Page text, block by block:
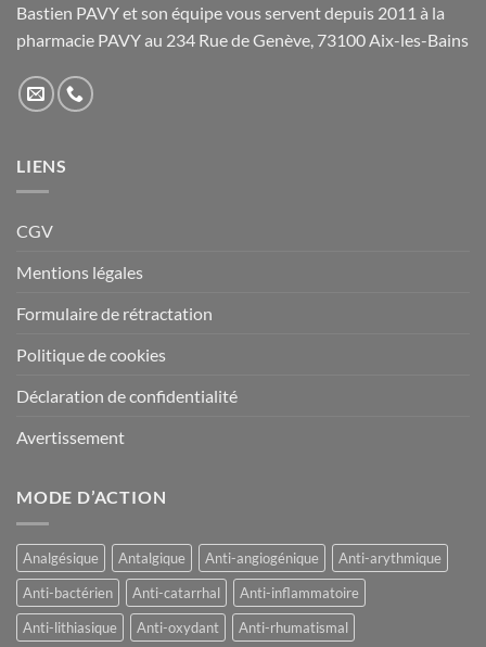
Bastien PAVY et son équipe vous servent depuis 2011 à la
pharmacie PAVY au 234 Rue de Genève, 73100 Aix-les-Bains
LIENS
CGV
Mentions légales
Formulaire de rétractation
Politique de cookies
Déclaration de confidentialité
Avertissement
MODE D’ACTION
Analgésique Antalgique Anti-angiogénique
Anti-arythmique
Anti-bactérien
Anti-catarrhal
Anti-inflammatoire
Anti-lithiasique
Anti-oxydant
Anti-rhumatismal